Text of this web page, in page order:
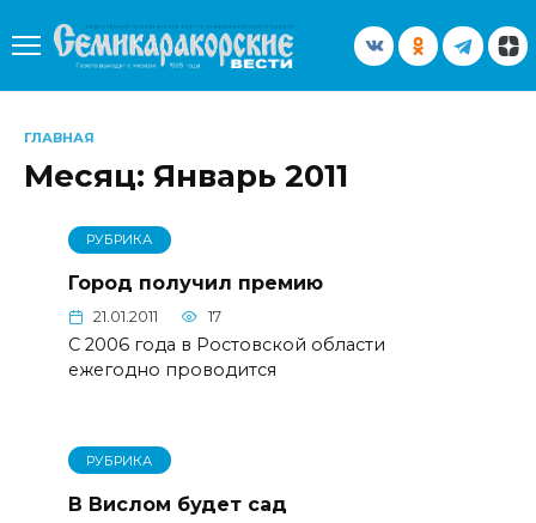
содержанию
ГЛАВНАЯ
Месяц: Январь 2011
РУБРИКА
Город получил премию
21.01.2011 17
С 2006 года в Ростовской области
ежегодно проводится
РУБРИКА
В Вислом будет сад